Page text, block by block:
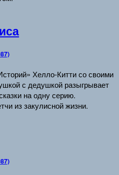
Хелло-Китти со своими
с дедушкой разыгрывает
на одну серию.
из закулисной жизни.